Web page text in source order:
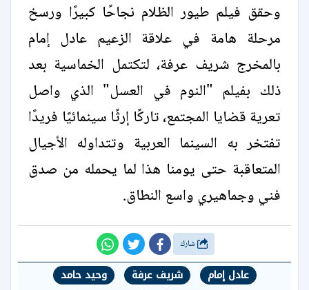
وحقق فيلم طيور الظلام نجاحًا كبيرًا ورسخ
مرحلة هامة في علاقة الزعيم عادل إمام
بالمخرج شريف عرفة، لتكتمل الخماسية بعد
ذلك بفيلم "النوم في العسل" الذي واصل
تعرية قضايا المجتمع، تاركًا إرثًا سينمائيًا فريدًا
تفتخر به السينما العربية وتتداوله الأجيال
المتعاقبة حتى يومنا هذا لما يحمله من صدق
فني وجماهيري واسع النطاق.
عادل إمام شريف عرفة
وحيد حامد